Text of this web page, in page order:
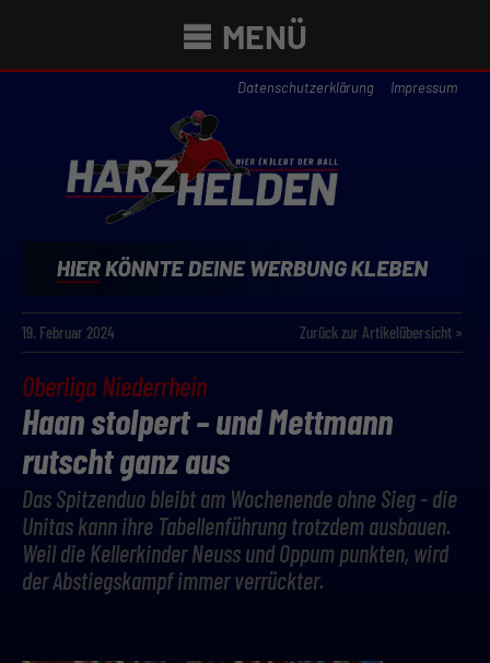
MENÜ
Datenschutzerklärung Impressum
19. Februar 2024 Zurück zur Artikelübersicht »
Oberliga Niederrhein
Haan stolpert – und Mettmann
rutscht ganz aus
Das Spitzenduo bleibt am Wochenende ohne Sieg - die
Unitas kann ihre Tabellenführung trotzdem ausbauen.
Weil die Kellerkinder Neuss und Oppum punkten, wird
der Abstiegskampf immer verrückter.